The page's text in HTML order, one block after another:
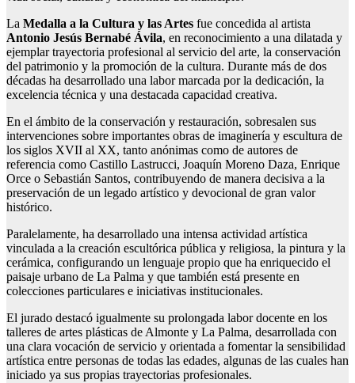
La Medalla a la Cultura y las Artes fue concedida al artista
Antonio Jesús Bernabé Ávila, en reconocimiento a una dilatada y
ejemplar trayectoria profesional al servicio del arte, la conservación
del patrimonio y la promoción de la cultura. Durante más de dos
décadas ha desarrollado una labor marcada por la dedicación, la
excelencia técnica y una destacada capacidad creativa.
En el ámbito de la conservación y restauración, sobresalen sus
intervenciones sobre importantes obras de imaginería y escultura de
los siglos XVII al XX, tanto anónimas como de autores de
referencia como Castillo Lastrucci, Joaquín Moreno Daza, Enrique
Orce o Sebastián Santos, contribuyendo de manera decisiva a la
preservación de un legado artístico y devocional de gran valor
histórico.
Paralelamente, ha desarrollado una intensa actividad artística
vinculada a la creación escultórica pública y religiosa, la pintura y la
cerámica, configurando un lenguaje propio que ha enriquecido el
paisaje urbano de La Palma y que también está presente en
colecciones particulares e iniciativas institucionales.
El jurado destacó igualmente su prolongada labor docente en los
talleres de artes plásticas de Almonte y La Palma, desarrollada con
una clara vocación de servicio y orientada a fomentar la sensibilidad
artística entre personas de todas las edades, algunas de las cuales han
iniciado ya sus propias trayectorias profesionales.